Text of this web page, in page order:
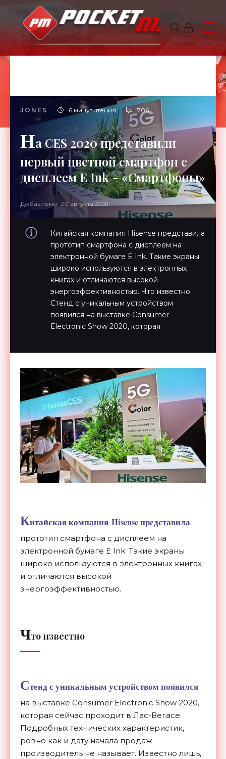
JONES 6 минут чтения 706
На CES 2020 представили
первый цветной смартфон с
дисплеем E Ink - «Смартфоны»
Добавлено: 20 августа 2021
Китайская компания Hisense представила
прототип смартфона с дисплеем на
электронной бумаге E Ink. Такие экраны
широко используются в электронных
книгах и отличаются высокой
энергоэффективностью. Что известно
Стенд с уникальным устройством
появился на выставке Consumer
Electronic Show 2020, которая
Китайская компания Hisense представила
прототип смартфона с дисплеем на
электронной бумаге E Ink. Такие экраны
широко используются в электронных книгах
и отличаются высокой
энергоэффективностью.
Что известно
Стенд с уникальным устройством появился
на выставке Consumer Electronic Show 2020,
которая сейчас проходит в Лас-Вегасе.
Подробных технических характеристик,
ровно как и дату начала продаж
производитель не называет. Известно лишь,